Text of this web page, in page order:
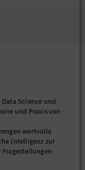
Science und
und Praxis von
wertvolle
Intelligenz zur